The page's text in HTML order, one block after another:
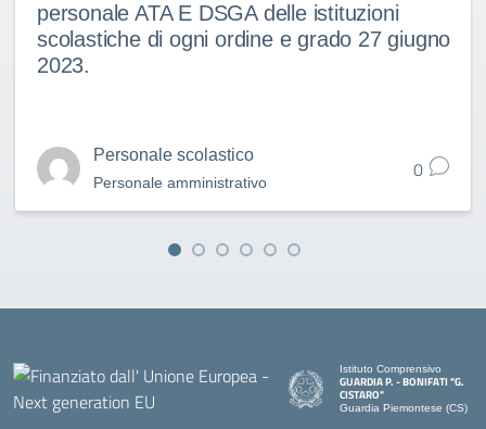
personale ATA E DSGA delle istituzioni
scolastiche di ogni ordine e grado 27 giugno
2023.
Personale scolastico
Personale amministrativo 0
Istituto Comprensivo
GUARDIA P. - BONIFATI "G.
CISTARO"
Guardia Piemontese (CS)